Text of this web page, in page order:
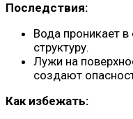
Последствия:
Вода проникает
структуру.
Лужи на
создают
Как избежать: